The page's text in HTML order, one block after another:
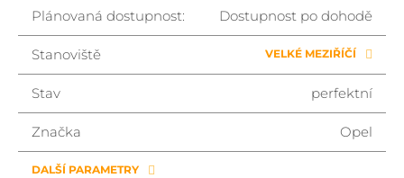
Plánovaná dostupnost: Dostupnost po dohodě
Stanoviště VELKÉ MEZIŘÍČÍ
Stav perfektní
Značka Opel
DALŠÍ PARAMETRY